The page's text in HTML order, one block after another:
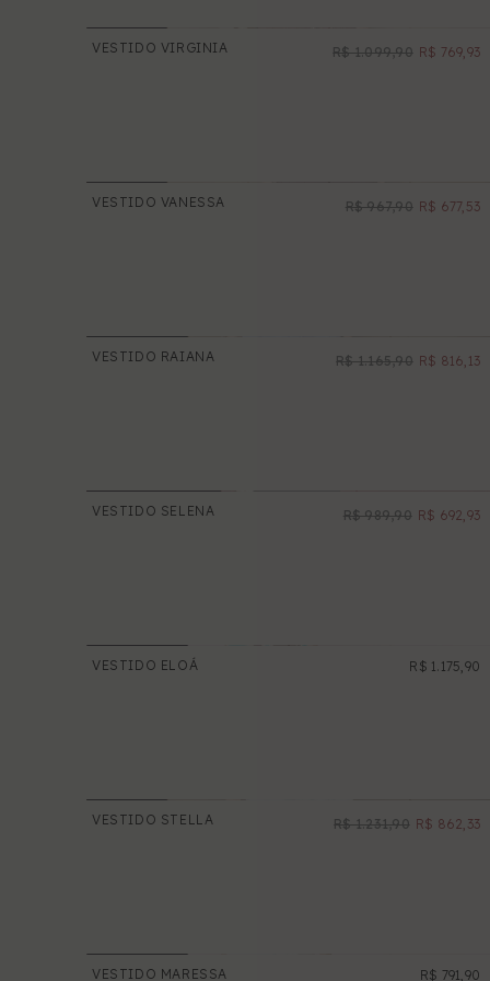
PROMOÇÃO
VESTIDO VIRGINIA R$ 1.099,90 R$ 769,93
PROMOÇÃO
VESTIDO VANESSA R$ 967,90 R$ 677,53
PROMOÇÃO
VESTIDO RAIANA R$ 1.165,90 R$ 816,13
PROMOÇÃO
VESTIDO SELENA R$ 989,90 R$ 692,93
NOVO
VESTIDO ELOÁ R$ 1.175,90
PROMOÇÃO
VESTIDO STELLA R$ 1.231,90 R$ 862,33
VESTIDO MARESSA R$ 791,90